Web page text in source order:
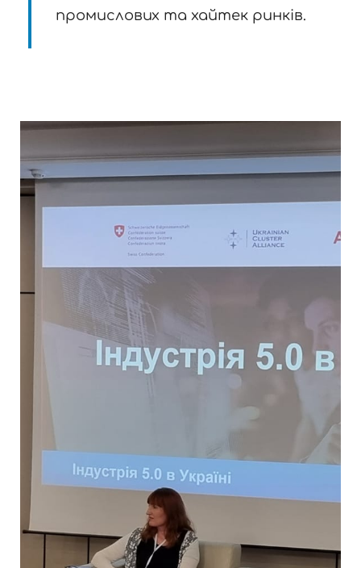
промислових та хайтек ринків.